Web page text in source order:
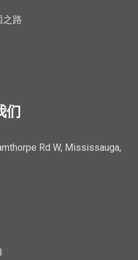
之路
们
Rd W, Mississauga,